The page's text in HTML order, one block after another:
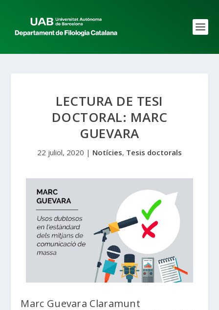
LECTURA DE TESI
DOCTORAL: MARC
GUEVARA
22 juliol, 2020 | Notícies, Tesis doctorals
Marc Guevara Claramunt